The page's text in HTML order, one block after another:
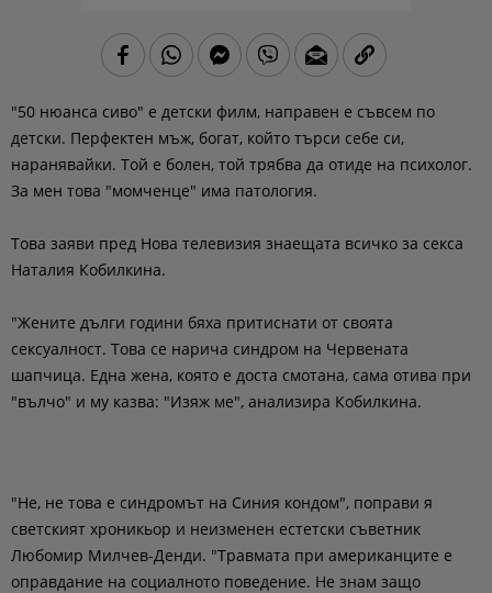
"50 нюанса сиво" е детски филм, направен е съвсем по
детски. Перфектен мъж, богат, който търси себе си,
наранявайки. Той е болен, той трябва да отиде на психолог.
За мен това "момченце" има патология.
Това заяви пред Нова телевизия знаещата всичко за секса
Наталия Кобилкина.
"Жените дълги години бяха притиснати от своята
сексуалност. Това се нарича синдром на Червената
шапчица. Една жена, която е доста смотана, сама отива при
"вълчо" и му казва: "Изяж ме", анализира Кобилкина.
"Не, не това е синдромът на Синия кондом", поправи я
светският хроникьор и неизменен естетски съветник
Любомир Милчев-Денди. "Травмата при американците е
оправдание на социалното поведение. Не знам защо